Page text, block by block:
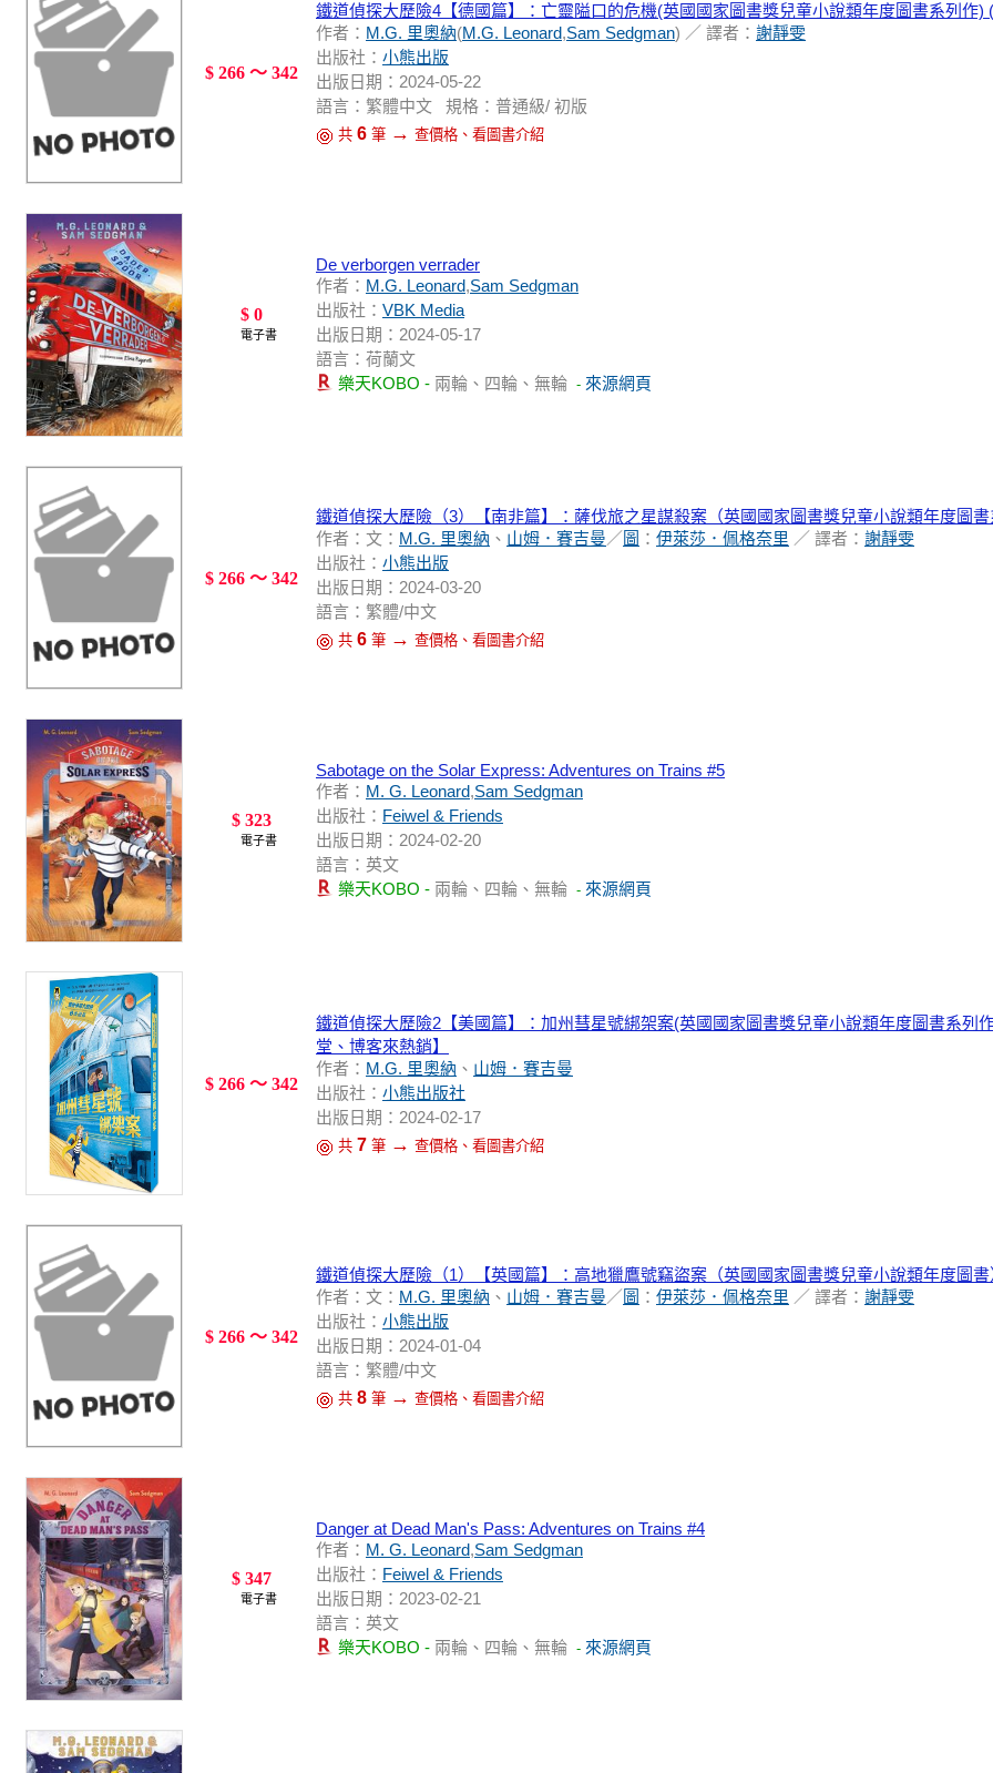
$ 266 ～ 342
鐵道偵探大歷險4【德國篇】：亡靈隘口的危機(英國國家圖書獎兒童小說類年度圖書系列作)
作者： M.G. 里奧納(M.G. Leonard,Sam Sedgman) ／ 譯者： 謝靜雯
出版社： 小熊出版
出版日期：2024-05-22
語言：繁體中文 規格：普通級/ 初版
共 6 筆 → 查價格、看圖書介紹
$ 0
電子書
De verborgen verrader
作者： M.G. Leonard,Sam Sedgman
出版社： VBK Media
出版日期：2024-05-17
語言：荷蘭文
樂天KOBO - 兩輪、四輪、無輪 - 來源網頁
$ 266 ～ 342
鐵道偵探大歷險（3）【南非篇】：薩伐旅之星謀殺案（英國國家圖書獎兒童小說類年度圖
作者：文： M.G. 里奧納 、 山姆．賽吉曼／ 圖 ： 伊萊莎．佩格奈里 ／ 譯者： 謝靜雯
出版社： 小熊出版
出版日期：2024-03-20
語言：繁體/中文
共 6 筆 → 查價格、看圖書介紹
$ 323
電子書
Sabotage on the Solar Express: Adventures on Trains #5
作者： M. G. Leonard,Sam Sedgman
出版社： Feiwel & Friends
出版日期：2024-02-20
語言：英文
樂天KOBO - 兩輪、四輪、無輪 - 來源網頁
$ 266 ～ 342
鐵道偵探大歷險2【美國篇】：加州彗星號綁架案(英國國家圖書獎兒童小說類年度圖書系列
堂、博客來熱銷】
作者： M.G. 里奧納 、 山姆．賽吉曼
出版社： 小熊出版社
出版日期：2024-02-17
共 7 筆 → 查價格、看圖書介紹
$ 266 ～ 342
鐵道偵探大歷險（1）【英國篇】：高地獵鷹號竊盜案（英國國家圖書獎兒童小說類年度圖書
作者：文： M.G. 里奧納 、 山姆．賽吉曼／ 圖 ： 伊萊莎．佩格奈里 ／ 譯者： 謝靜雯
出版社： 小熊出版
出版日期：2024-01-04
語言：繁體/中文
共 8 筆 → 查價格、看圖書介紹
$ 347
電子書
Danger at Dead Man's Pass: Adventures on Trains #4
作者： M. G. Leonard,Sam Sedgman
出版社： Feiwel & Friends
出版日期：2023-02-21
語言：英文
樂天KOBO - 兩輪、四輪、無輪 - 來源網頁